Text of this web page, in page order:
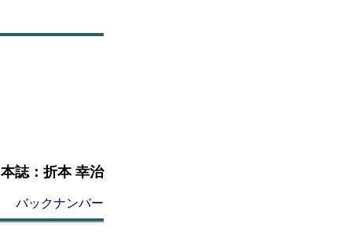
誌：折本 幸治
バックナンバー